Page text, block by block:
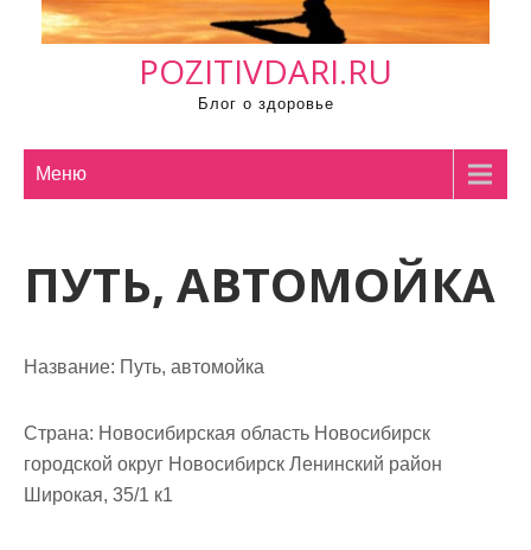
POZITIVDARI.RU
Блог о здоровье
Меню
ПУТЬ, АВТОМОЙКА
Название: Путь, автомойка
Страна: Новосибирская область Новосибирск
городской округ Новосибирск Ленинский район
Широкая, 35/1 к1